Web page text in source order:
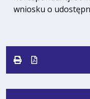
wniosku o